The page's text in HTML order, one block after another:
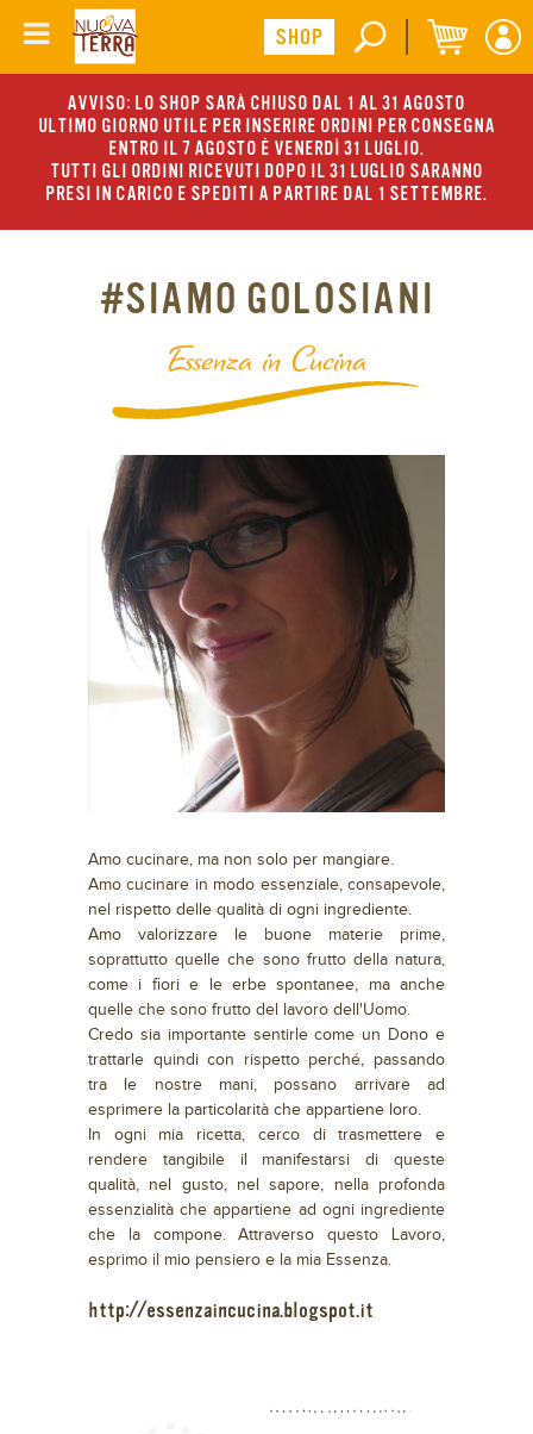
AVVISO: LO SHOP SARÀ CHIUSO DAL 1 AL 31 AGOSTO
ULTIMO GIORNO UTILE PER INSERIRE ORDINI PER CONSEGNA
ENTRO IL 7 AGOSTO È VENERDÌ 31 LUGLIO.
TUTTI GLI ORDINI RICEVUTI DOPO IL 31 LUGLIO SARANNO
PRESI IN CARICO E SPEDITI A PARTIRE DAL 1 SETTEMBRE.
#SIAMO GOLOSIANI
Essenza in Cucina
Amo cucinare, ma non solo per mangiare.
Amo cucinare in modo essenziale, consapevole,
nel rispetto delle qualità di ogni ingrediente.
Amo valorizzare le buone materie prime,
soprattutto quelle che sono frutto della natura,
come i fiori e le erbe spontanee, ma anche
quelle che sono frutto del lavoro dell'Uomo.
Credo sia importante sentirle come un Dono e
trattarle quindi con rispetto perché, passando
tra le nostre mani, possano arrivare ad
esprimere la particolarità che appartiene loro.
In ogni mia ricetta, cerco di trasmettere e
rendere tangibile il manifestarsi di queste
qualità, nel gusto, nel sapore, nella profonda
essenzialità che appartiene ad ogni ingrediente
che la compone. Attraverso questo Lavoro,
esprimo il mio pensiero e la mia Essenza.
http://essenzaincucina.blogspot.it